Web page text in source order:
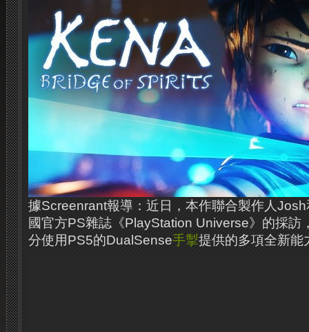
據Screenrant報導：近日，本作聯合製作人
國官方PS雜誌《PlayStation Universe》的採訪
分使用PS5的DualSense手掣提供的多項全新能